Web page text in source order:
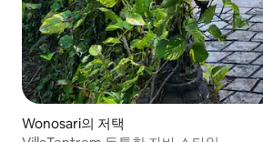
Wonosari의 저택